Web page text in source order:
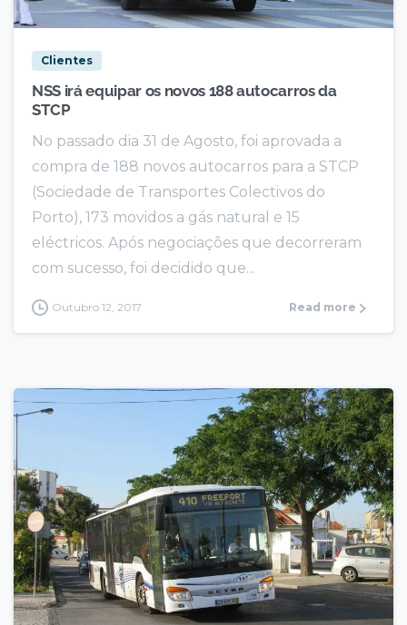
Clientes
NSS irá equipar os novos 188 autocarros da
STCP
No passado dia 31 de Agosto, foi aprovada a
compra de 188 novos autocarros para a STCP
(Sociedade de Transportes Colectivos do
Porto), 173 movidos a gás natural e 15
eléctricos. Após negociações que decorreram
com sucesso, foi decidido que...
Outubro 12, 2017 Read more